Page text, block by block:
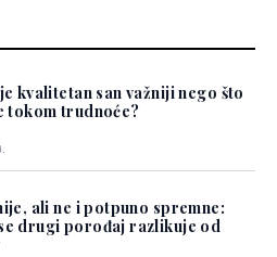
kvalitetan san važniji nego što
tokom trudnoće?
ali ne i potpuno spremne:
drugi porođaj razlikuje od